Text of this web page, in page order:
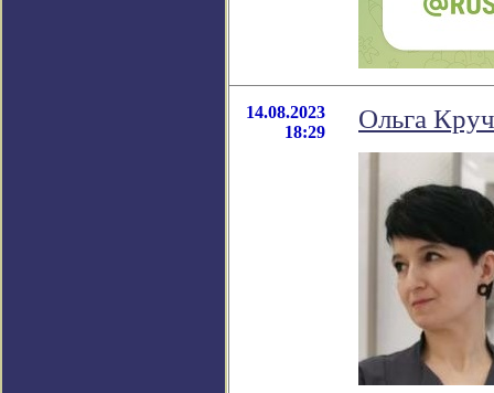
14.08.2023
18:29
Ольга